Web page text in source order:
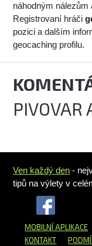
náhodným
Registrovaní hráči
pozici a dalším
geocaching profilu.
PIVOVAR
Ven každý den -
tipů na výlety v
MOBILNÍ APLIKACE
KONTAKT